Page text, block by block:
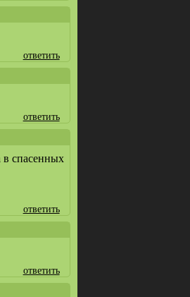
ответить
ответить
спасенных
ответить
ответить